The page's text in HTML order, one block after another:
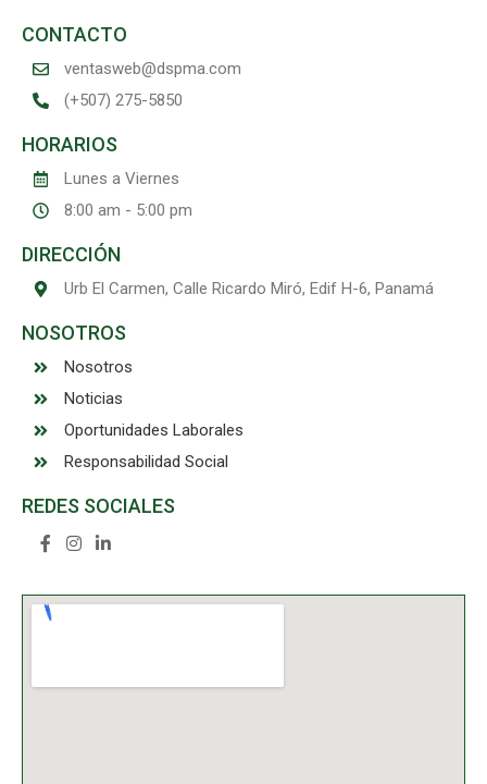
CONTACTO
ventasweb@dspma.com
(+507) 275-5850
HORARIOS
Lunes a Viernes
8:00 am - 5:00 pm
DIRECCIÓN
Urb El Carmen, Calle Ricardo Miró, Edif H-6, Panamá
NOSOTROS
Nosotros
Noticias
Oportunidades Laborales
Responsabilidad Social
REDES SOCIALES